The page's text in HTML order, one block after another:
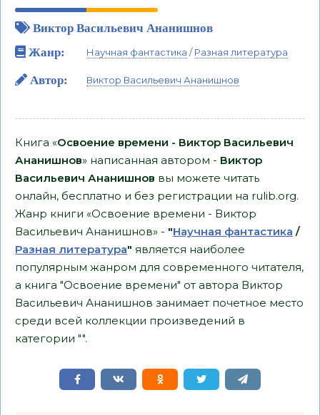
Виктор Васильевич Ананишнов
Жанр:
Научная фантастика /Разная литература
Автор: Виктор Васильевич Ананишнов
Книга «Освоение времени - Виктор Васильевич
Ананишнов» написанная автором - Виктор
Васильевич Ананишнов вы можете читать
онлайн, бесплатно и без регистрации на rulib.org.
Жанр книги «Освоение времени - Виктор
Васильевич Ананишнов» - "Научная фантастика /
Разная литература" является наиболее
популярным жанром для современного читателя,
а книга "Освоение времени" от автора Виктор
Васильевич Ананишнов занимает почетное место
среди всей коллекции произведений в
категории "".